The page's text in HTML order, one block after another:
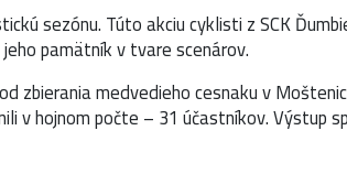
sezónu. Túto akciu cyklisti z SCK
pamätník v tvare scenárov.
medvedieho cesnaku v
v hojnom počte – 31 účastníkov. Výstup